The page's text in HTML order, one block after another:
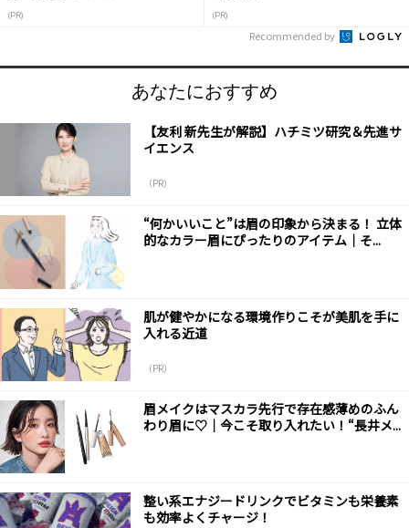
(PR) (PR)
Recommended by
あなたにおすすめ
【友利 新先生が解説】ハチミツ研究＆先進サ
イエンス
（PR）
“何かいいこと”は眉の印象から決まる！ 立体
的なカラー眉にぴったりのアイテム｜そ...
肌が健やかになる環境作りこそが美肌を手に
入れる近道
（PR）
眉メイクはマスカラ先行で存在感薄めのふん
わり眉に♡｜今こそ取り入れたい！“長井メ...
整い系エナジードリンクでビタミンも栄養素
も効率よくチャージ！